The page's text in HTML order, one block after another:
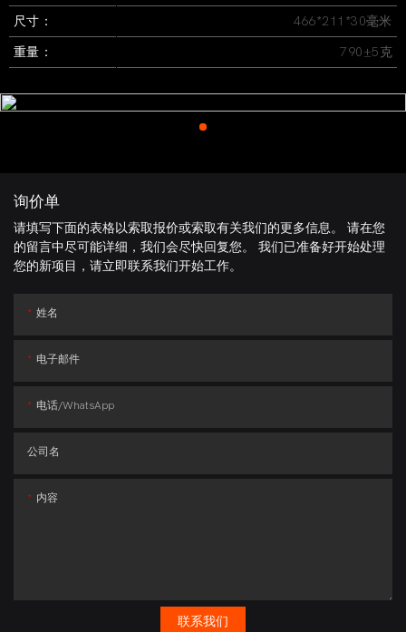
尺寸：
466*211*30毫米
重量：
790±5克
询价单
请填写下面的表格以索取报价或索取有关我们的更多信息。 请在您
的留言中尽可能详细，我们会尽快回复您。 我们已准备好开始处理
您的新项目，请立即联系我们开始工作。
姓名
电子邮件
电话/whatsApp
公司名
内容
联系我们